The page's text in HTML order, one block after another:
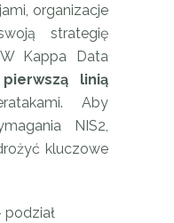
organizacje
strategię
Kappa Data
linią
Aby
NIS2,
kluczowe
podział